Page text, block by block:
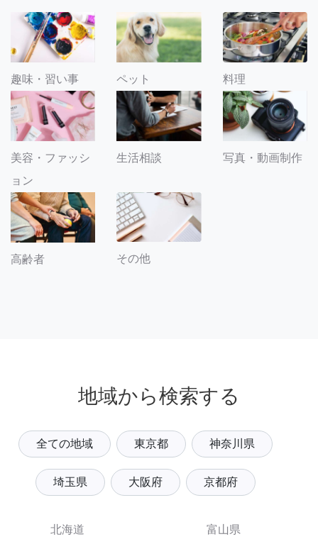
趣味・習い事 ペット 料理
美容・ファッシ
ョン
生活相談 写真・動画制作
高齢者 その他
地域から検索する
全ての地域 東京都 神奈川県
埼玉県 大阪府 京都府
北海道
富山県